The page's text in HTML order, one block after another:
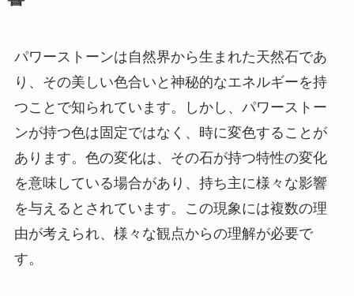
パワーストーンは自然界から生まれた天然石であ
り、その美しい色合いと神秘的なエネルギーを持
つことで知られています。しかし、パワーストー
ンが持つ色は固定ではなく、時に変色することが
あります。色の変化は、その石が持つ特性の変化
を意味している場合があり、持ち主に様々な影響
を与えるとされています。この現象には複数の理
由が考えられ、様々な観点からの理解が必要で
す。